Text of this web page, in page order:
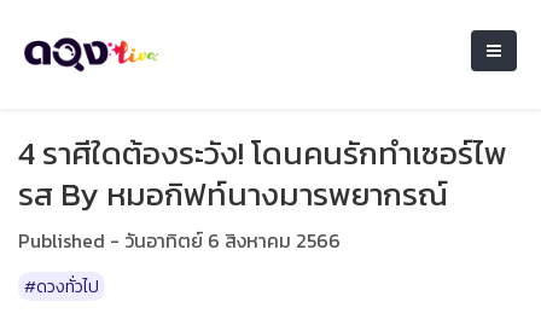
4 ราศีใดต้องระวัง! โดนคนรักทำเซอร์ไพ
รส By หมอกิฟท์นางมารพยากรณ์
Published - วันอาทิตย์ 6 สิงหาคม 2566
#ดวงทั่วไป